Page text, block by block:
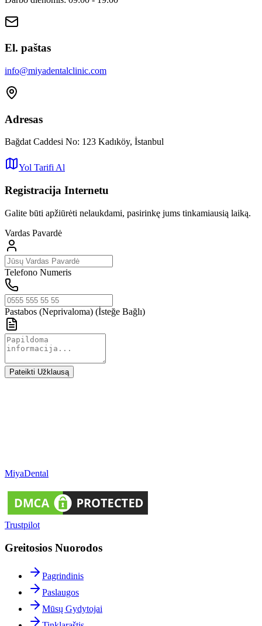
El. paštas
info@miyadentalclinic.com
Adresas
Bağdat Caddesi No: 123 Kadıköy, İstanbul
Yol Tarifi Al
Registracija Internetu
Galite būti apžiūrėti nelaukdami, pasirinkę jums tinkamiausią laiką.
Vardas Pavardė
Telefono Numeris
Pastabos (Neprivaloma) (İsteğe Bağlı)
Pateikti Užklausą
MiyaDental
Trustpilot
Greitosios Nuorodos
Pagrindinis
Paslaugos
Mūsų Gydytojai